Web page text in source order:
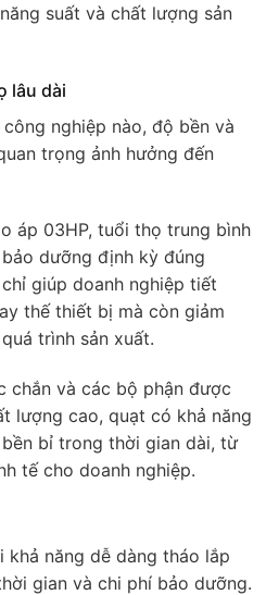
suất và chất lượng sản
lâu dài
nghiệp nào, độ bền và
trọng ảnh hưởng đến
áp 03HP, tuổi thọ trung bình
dưỡng định kỳ đúng
giúp doanh nghiệp tiết
thế thiết bị mà còn giảm
trình sản xuất.
chắn và các bộ phận được
lượng cao, quạt có khả năng
bỉ trong thời gian dài, từ
tế cho doanh nghiệp.
năng dễ dàng tháo lắp
gian và chi phí bảo dưỡng.